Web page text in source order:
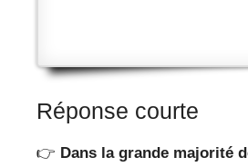
Réponse courte
👉 Dans la grande majorité